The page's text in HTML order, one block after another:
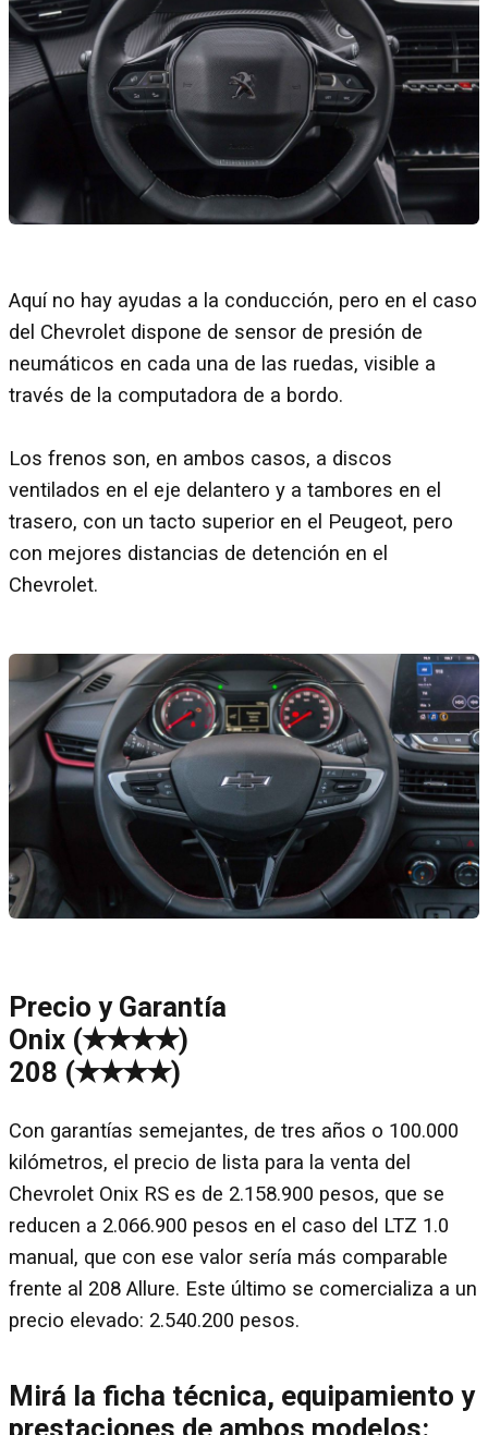
Aquí no hay ayudas a la conducción, pero en el caso
del Chevrolet dispone de sensor de presión de
neumáticos en cada una de las ruedas, visible a
través de la computadora de a bordo.
Los frenos son, en ambos casos, a discos
ventilados en el eje delantero y a tambores en el
trasero, con un tacto superior en el Peugeot, pero
con mejores distancias de detención en el
Chevrolet.
Precio y Garantía
Onix (✭✭✭✭)
208 (✭✭✭✭)
Con garantías semejantes, de tres años o 100.000
kilómetros, el precio de lista para la venta del
Chevrolet Onix RS es de 2.158.900 pesos, que se
reducen a 2.066.900 pesos en el caso del LTZ 1.0
manual, que con ese valor sería más comparable
frente al 208 Allure. Este último se comercializa a un
precio elevado: 2.540.200 pesos.
Mirá la ficha técnica, equipamiento y
prestaciones de ambos modelos: